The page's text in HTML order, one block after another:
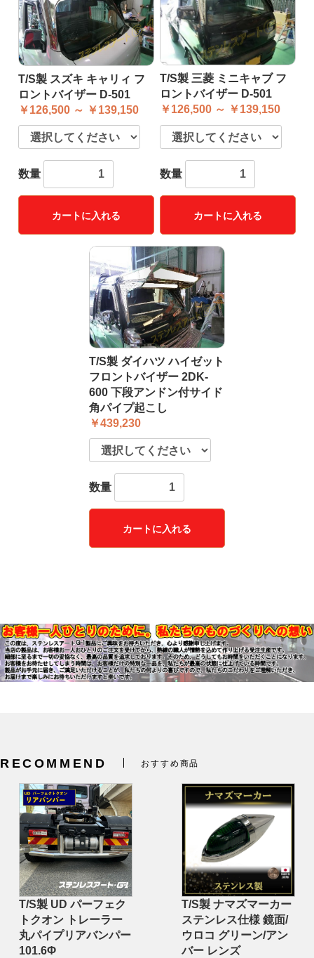
T/S製 スズキ キャリィ フ
ロントバイザー D-501
￥126,500 ～ ￥139,150
数量
カートに入れる
T/S製 三菱 ミニキャブ フ
ロントバイザー D-501
￥126,500 ～ ￥139,150
数量
カートに入れる
T/S製 ダイハツ ハイゼット
フロントバイザー 2DK-
600 下段アンドン付サイド
角パイプ起こし
￥439,230
数量
カートに入れる
RECOMMEND おすすめ商品
T/S製 UD パーフェク
トクオン トレーラー
丸パイプリアバンパー
101.6Φ
T/S製 ナマズマーカー
ステンレス仕様 鏡面/
ウロコ グリーン/アン
バー レンズ